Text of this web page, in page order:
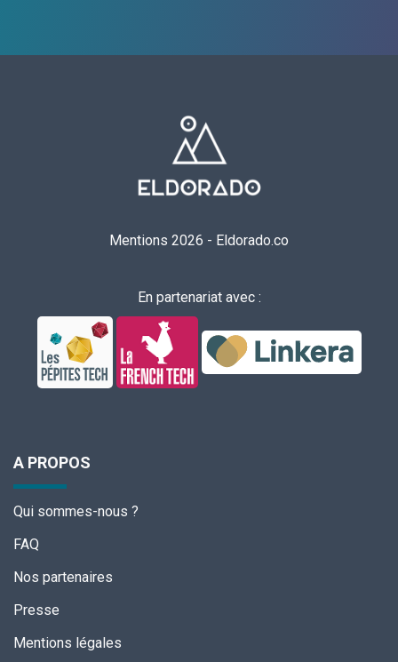
Mentions 2026 - Eldorado.co
En partenariat avec :
A PROPOS
Qui sommes-nous ?
FAQ
Nos partenaires
Presse
Mentions légales